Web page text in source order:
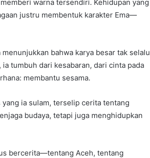
warna tersendiri. Kehidupan yang
justru membentuk karakter Ema—
bahwa karya besar tak selalu
tumbuh dari kesabaran, dari cinta pada
membantu sesama.
ia sulam, terselip cerita tentang
budaya, tetapi juga menghidupkan
bercerita—tentang Aceh, tentang